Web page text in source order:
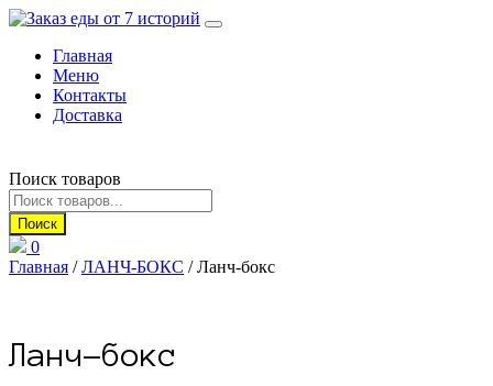
Перейти
содержанию
Главная
Меню
Контакты
Доставка
Поиск товаров
Поиск
0
Главная /ЛАНЧ-БОКС / Ланч-бокс
Ланч-бокс